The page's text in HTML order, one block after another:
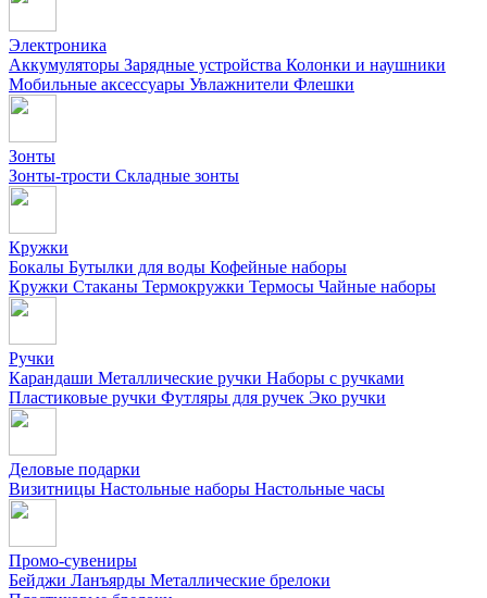
Электроника
Аккумуляторы Зарядные устройства Колонки и наушники
Мобильные аксессуары Увлажнители Флешки
Зонты
Зонты-трости Складные зонты
Кружки
Бокалы Бутылки для воды Кофейные наборы
Кружки Стаканы Термокружки Термосы Чайные наборы
Ручки
Карандаши Металлические ручки Наборы с ручками
Пластиковые ручки Футляры для ручек Эко ручки
Деловые подарки
Визитницы Настольные наборы Настольные часы
Промо-сувениры
Бейджи Ланъярды Металлические брелоки